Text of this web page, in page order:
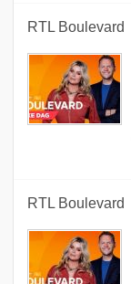
RTL Boulevard
RTL Boulevard